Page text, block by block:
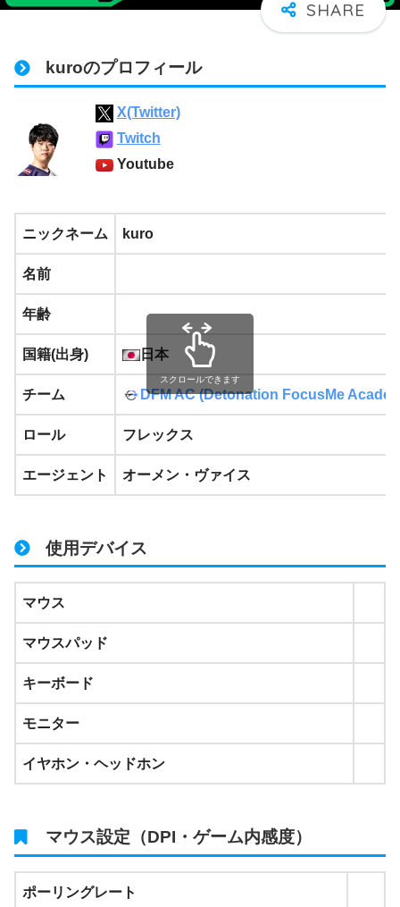
kuroのプロフィール
X(Twitter)
Twitch
Youtube
ニックネーム kuro
名前
年齢
国籍(出身) 日本
チーム DFM AC (Detonation FocusMe
ロール フレックス
エージェント オーメン・ヴァイス
スクロールできます
使用デバイス
マウス
マウスパッド
キーボード
モニター
イヤホン・ヘッドホン
マウス設定（DPI・ゲーム内感度）
ポーリングレート